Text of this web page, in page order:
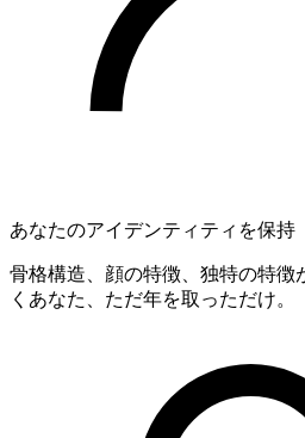
あなたのアイデンティティを保持
骨格構造、顔の特徴、独特の特徴
くあなた、ただ年を取っただけ。